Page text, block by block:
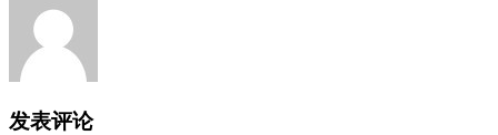
发表评论